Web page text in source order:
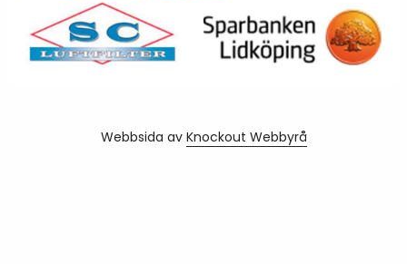
Webbsida av Knockout Webbyrå